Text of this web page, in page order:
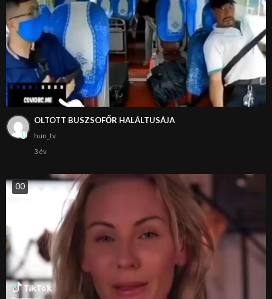
OLTOTT BUSZSOFŐR HALÁLTUSÁJA
hun_tv
3 év
00